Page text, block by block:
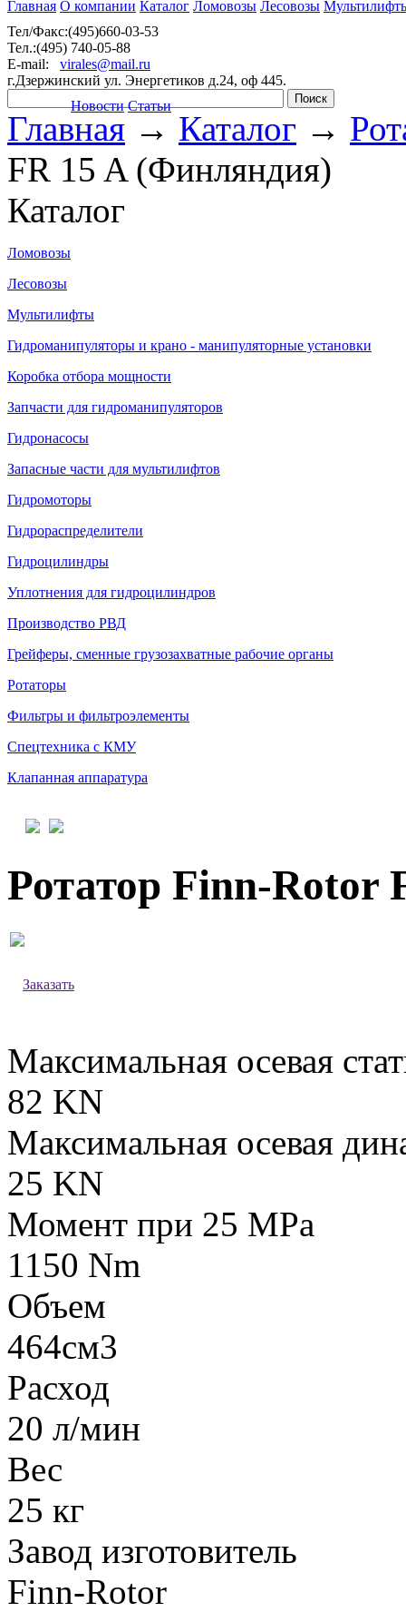
Новости Статьи
Главная О компании Каталог Ломовозы Лесовозы
Тел/Факс:(495)660-03-53
Тел.:(495) 740-05-88
E-mail:
virales@mail.ru
г.Дзержинский ул. Энергетиков д.24, оф 445.
Главная → Каталог →
FR 15 A (Финляндия)
Каталог
Ломовозы
Лесовозы
Мультилифты
Гидроманипуляторы и крано - манипуляторные установки
Коробка отбора мощности
Запчасти для гидроманипуляторов
Гидронасосы
Запасные части для мультилифтов
Гидромоторы
Гидрораспределители
Гидроцилиндры
Уплотнения для гидроцилиндров
Производство РВД
Грейферы, сменные грузозахватные рабочие органы
Ротаторы
Фильтры и фильтроэлементы
Cпецтехника с КМУ
Клапанная аппаратура
Ротатор Finn-Rotor
Заказать
Максимальная осевая
82 KN
Максимальная осевая
25 KN
Момент при 25 MPa
1150 Nm
Объем
464см3
Расход
20 л/мин
Вес
25 кг
Завод изготовитель
Finn-Rotor